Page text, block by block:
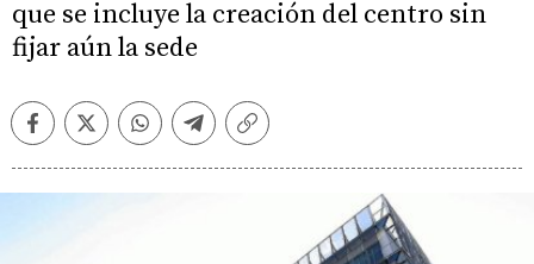
que se incluye la creación del centro sin
fijar aún la sede
FacebookTwitterWhatsappTelegramCopiar